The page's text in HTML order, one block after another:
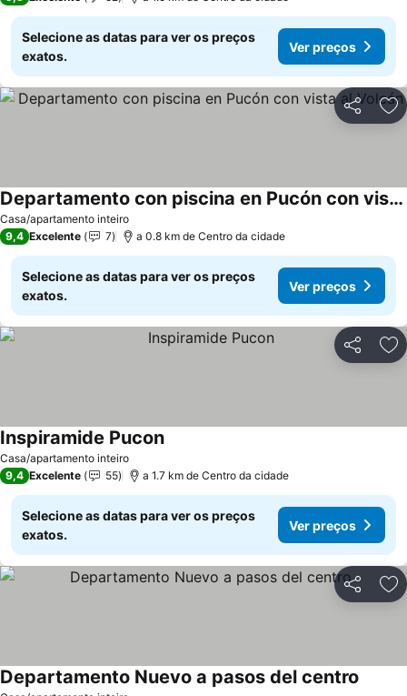
Selecione as datas para ver os preços
exatos.
Ver preços
Partilhar
Casa/apartamento inteiro
Departamento con piscina en Pucón con vista al Volcán
9,4 Excelente 7 a 0.8 km de Centro da cidade
Selecione as datas para ver os preços
exatos.
Ver preços
Partilhar
Casa/apartamento inteiro
Inspiramide Pucon
9,4 Excelente 55 a 1.7 km de Centro da cidade
Selecione as datas para ver os preços
exatos.
Ver preços
Partilhar
Departamento Nuevo a pasos del centro